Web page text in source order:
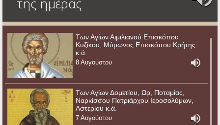
Των Αγίων Αιμιλιανού Επισκόπου
Κυζίκου, Μύρωνος Επισκόπου Κρήτης
κ.ά.
8 Αυγούστου
Των Αγίων Δομετίου, Ωρ, Ποταμίας,
Ναρκίσσου Πατριάρχου Ιεροσολύμων,
Αστερίου κ.ά.
7 Αυγούστου